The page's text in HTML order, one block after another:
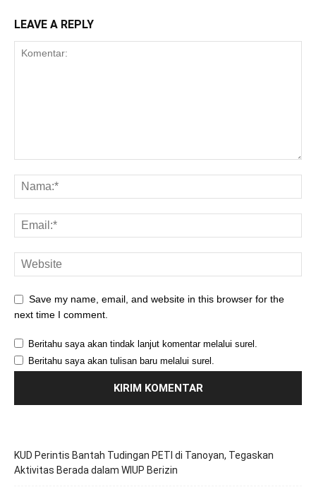
LEAVE A REPLY
Save my name, email, and website in this browser for the
next time I comment.
Beritahu saya akan tindak lanjut komentar melalui surel.
Beritahu saya akan tulisan baru melalui surel.
KUD Perintis Bantah Tudingan PETI di Tanoyan, Tegaskan
Aktivitas Berada dalam WIUP Berizin